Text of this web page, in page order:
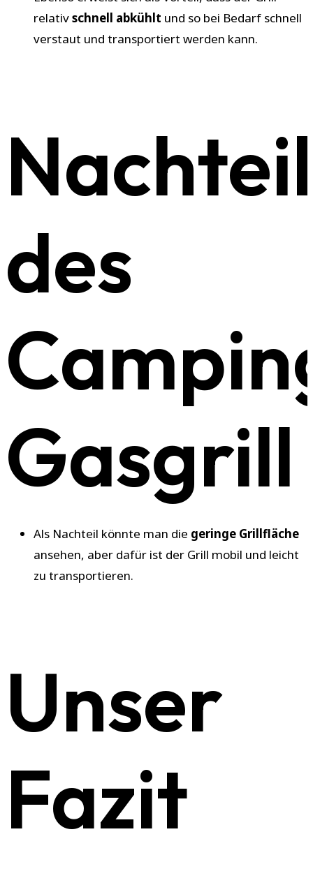
relativschnell abkühlt und so bei Bedarf schnell
verstaut und transportiert werden kann.
des
Gasgrill
Als Nachteil könnte man die geringe Grillfläche
ansehen, aber dafür ist der Grill mobil und leicht
zu transportieren.
Unser
Fazit